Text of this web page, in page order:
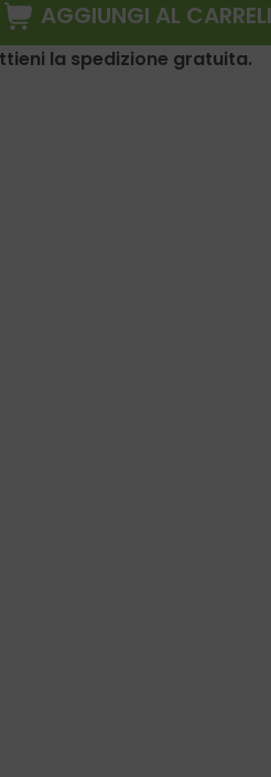
AGGIUNGI AL
la spedizione gratuita.